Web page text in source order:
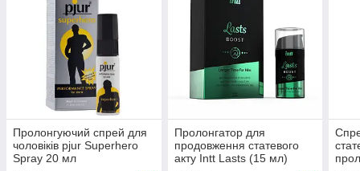
Пролонгуючий спрей для
чоловіків pjur Superhero
Spray 20 мл
Пролонгатор для
продовження статевого
акту Intt Lasts (15 мл)